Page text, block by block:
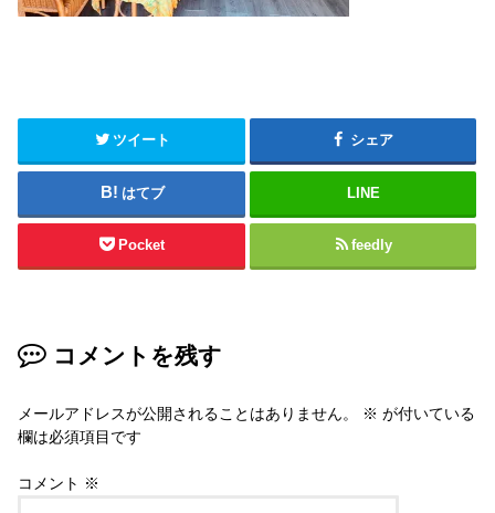
ツイート シェア
はてブ LINE
Pocket feedly
コメントを残す
メールアドレスが公開されることはありません。 ※ が付いている
欄は必須項目です
コメント ※